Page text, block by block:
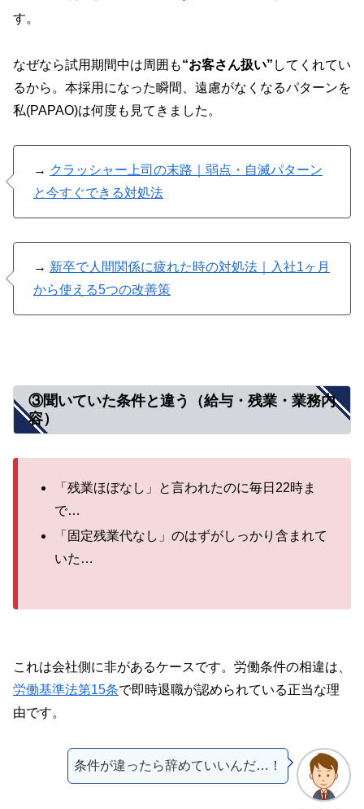
す。
なぜなら試用期間中は周囲も“お客さん扱い” してくれてい
るから。本採用になった瞬間、遠慮がなくなるパターンを
私(PAPAO)は何度も見てきました。
→ クラッシャー上司の末路｜弱点・自滅パターン
と今すぐできる対処法
→ 新卒で人間関係に疲れた時の対処法｜入社1ヶ月
から使える5つの改善策
③聞いていた条件と違う（給与・残業・業務内
容）
「残業ほぼなし」と言われたのに毎日22時ま
で…
「固定残業代なし」のはずがしっかり含まれて
いた…
これは会社側に非があるケースです。労働条件の相違は、
労働基準法第15条で即時退職が認められている正当な理
由です。
条件が違ったら辞めていいんだ…！